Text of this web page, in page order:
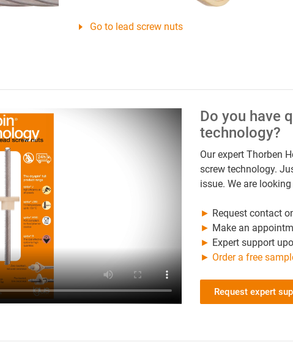
Go to lead screw nuts
Do you have
technology?
Our expert Thorben
screw technology.
issue. We are
► Request contact
► Make an
► Expert support
► Order a free
Request expert